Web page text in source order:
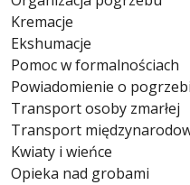
Kremacje
Ekshumacje
Pomoc w formalnościach
Powiadomienie o
Transport osoby zmarłej
Transport
Kwiaty i wieńce
Opieka nad grobami